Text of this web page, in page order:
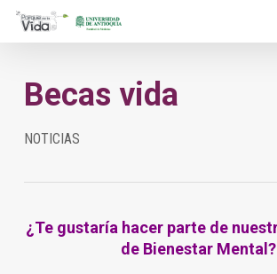
Skip
contentBecas vida
NOTICIAS
¿Te gustaría hacer parte de
de Bienestar Mental?